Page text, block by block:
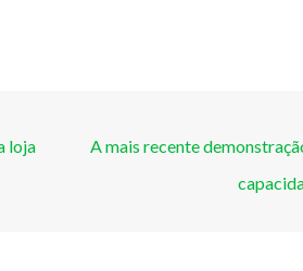
loja
A mais recente